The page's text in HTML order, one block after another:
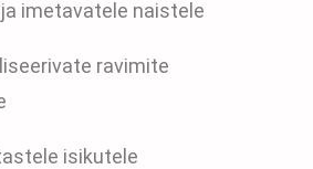
imetavatele naistele
ravimite
isikutele